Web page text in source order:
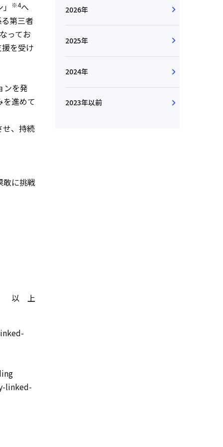
※4へ
第三者
ってお
を受け
ンを発
進めて
、持続
敢に挑戦
以 上
linked-
2026年
2025年
2024年
2023年以前